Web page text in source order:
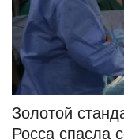
Золотой
Росса спасла